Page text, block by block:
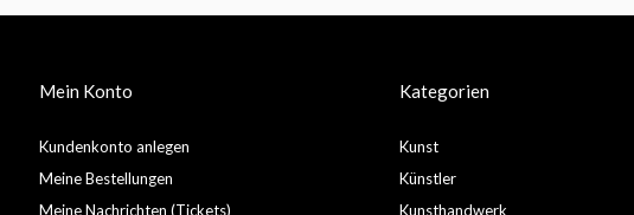
Mein Konto
Kundenkonto anlegen
Meine Bestellungen
Meine Nachrichten (Tickets)
Kategorien
Kunst
Künstler
Kunsthandwerk